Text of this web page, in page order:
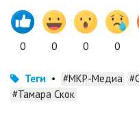
0 0 0 0
Теги • #МКР-Медиа
#Тамара Скок